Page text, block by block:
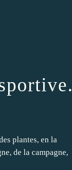
plantes, en la
de la campagne,